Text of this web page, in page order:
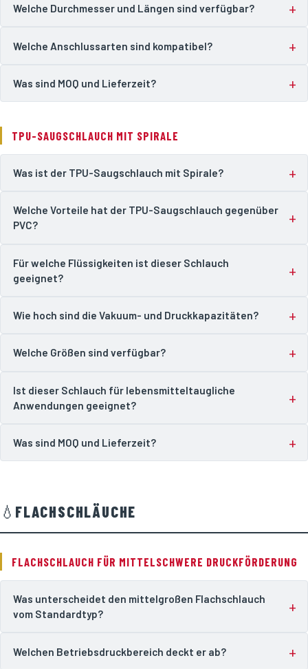
Welche Durchmesser und Längen sind verfügbar?
Welche Anschlussarten sind kompatibel?
Was sind MOQ und Lieferzeit?
TPU-SAUGSCHLAUCH MIT SPIRALE
Was ist der TPU-Saugschlauch mit Spirale?
Welche Vorteile hat der TPU-Saugschlauch gegenüber
PVC?
Für welche Flüssigkeiten ist dieser Schlauch
geeignet?
Wie hoch sind die Vakuum- und Druckkapazitäten?
Welche Größen sind verfügbar?
Ist dieser Schlauch für lebensmitteltaugliche
Anwendungen geeignet?
Was sind MOQ und Lieferzeit?
💧 FLACHSCHLÄUCHE
FLACHSCHLAUCH FÜR MITTELSCHWERE DRUCKFÖRDERUNG
Was unterscheidet den mittelgroßen Flachschlauch
vom Standardtyp?
Welchen Betriebsdruckbereich deckt er ab?